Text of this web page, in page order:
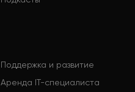
Поддержка и развитие
Аренда IT-специалиста